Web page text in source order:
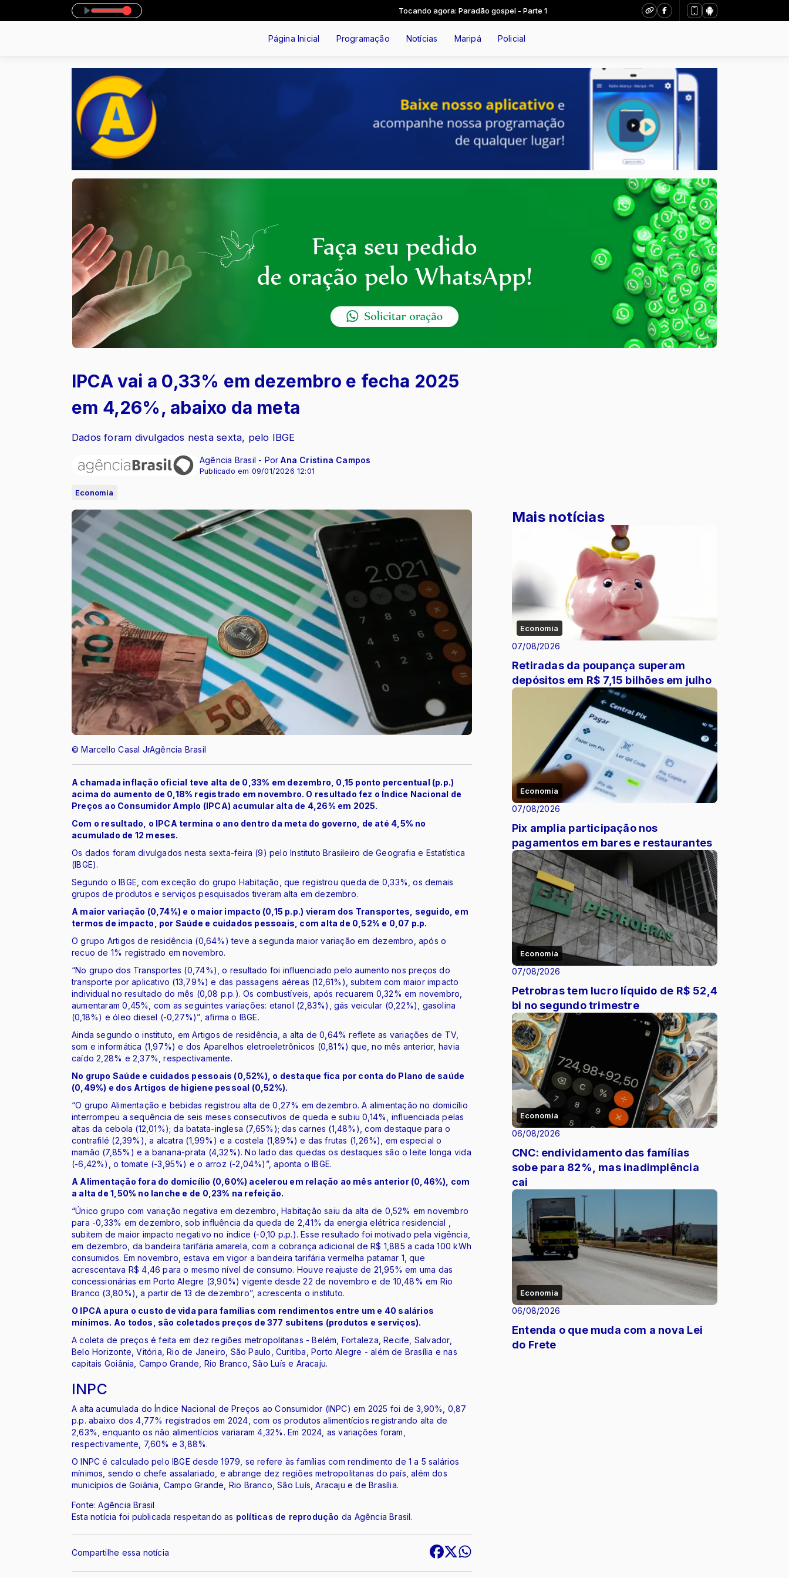
Tocando agora: Paradão gospel - Parte 1
Página Inicial Programação Notícias Maripá Policial
IPCA vai a 0,33% em dezembro e fecha 2025
em 4,26%, abaixo da meta
Dados foram divulgados nesta sexta, pelo IBGE
Agência Brasil - PorAna Cristina Campos
Publicado em 09/01/2026 12:01
Economia
© Marcello Casal JrAgência Brasil
A chamada inflação oficial teve alta de 0,33% em dezembro, 0,15 ponto percentual (p.p.)
acima do aumento de 0,18% registrado em novembro. O resultado fez o Índice Nacional de
Preços ao Consumidor Amplo (IPCA) acumular alta de 4,26% em 2025.
Com o resultado, o IPCA termina o ano dentro da meta do governo, de até 4,5% no
acumulado de 12 meses.
Os dados foram divulgados nesta sexta-feira (9) pelo Instituto Brasileiro de Geografia e Estatística
(IBGE).
Segundo o IBGE, com exceção do grupo Habitação, que registrou queda de 0,33%, os demais
grupos de produtos e serviços pesquisados tiveram alta em dezembro.
A maior variação (0,74%) e o maior impacto (0,15 p.p.) vieram dos Transportes, seguido, em
termos de impacto, por Saúde e cuidados pessoais, com alta de 0,52% e 0,07 p.p.
O grupo Artigos de residência (0,64%) teve a segunda maior variação em dezembro, após o
recuo de 1% registrado em novembro.
“No grupo dos Transportes (0,74%), o resultado foi influenciado pelo aumento nos preços do
transporte por aplicativo (13,79%) e das passagens aéreas (12,61%), subitem com maior impacto
individual no resultado do mês (0,08 p.p.). Os combustíveis, após recuarem 0,32% em novembro,
aumentaram 0,45%, com as seguintes variações: etanol (2,83%), gás veicular (0,22%), gasolina
(0,18%) e óleo diesel (-0,27%)”, afirma o IBGE.
Ainda segundo o instituto, em Artigos de residência, a alta de 0,64% reflete as variações de TV,
som e informática (1,97%) e dos Aparelhos eletroeletrônicos (0,81%) que, no mês anterior, havia
caído 2,28% e 2,37%, respectivamente.
No grupo Saúde e cuidados pessoais (0,52%), o destaque fica por conta do Plano de saúde
(0,49%) e dos Artigos de higiene pessoal (0,52%).
“O grupo Alimentação e bebidas registrou alta de 0,27% em dezembro. A alimentação no domicílio
interrompeu a sequência de seis meses consecutivos de queda e subiu 0,14%, influenciada pelas
altas da cebola (12,01%); da batata-inglesa (7,65%); das carnes (1,48%), com destaque para o
contrafilé (2,39%), a alcatra (1,99%) e a costela (1,89%) e das frutas (1,26%), em especial o
mamão (7,85%) e a banana-prata (4,32%). No lado das quedas os destaques são o leite longa vida
(-6,42%), o tomate (-3,95%) e o arroz (-2,04%)”, aponta o IBGE.
A Alimentação fora do domicílio (0,60%) acelerou em relação ao mês anterior (0,46%), com
a alta de 1,50% no lanche e de 0,23% na refeição.
“Único grupo com variação negativa em dezembro, Habitação saiu da alta de 0,52% em novembro
para -0,33% em dezembro, sob influência da queda de 2,41% da energia elétrica residencial ,
subitem de maior impacto negativo no índice (-0,10 p.p.). Esse resultado foi motivado pela vigência,
em dezembro, da bandeira tarifária amarela, com a cobrança adicional de R$ 1,885 a cada 100 kWh
consumidos. Em novembro, estava em vigor a bandeira tarifária vermelha patamar 1, que
acrescentava R$ 4,46 para o mesmo nível de consumo. Houve reajuste de 21,95% em uma das
concessionárias em Porto Alegre (3,90%) vigente desde 22 de novembro e de 10,48% em Rio
Branco (3,80%), a partir de 13 de dezembro”, acrescenta o instituto.
O IPCA apura o custo de vida para famílias com rendimentos entre um e 40 salários
mínimos. Ao todos, são coletados preços de 377 subitens (produtos e serviços).
A coleta de preços é feita em dez regiões metropolitanas - Belém, Fortaleza, Recife, Salvador,
Belo Horizonte, Vitória, Rio de Janeiro, São Paulo, Curitiba, Porto Alegre - além de Brasília e nas
capitais Goiânia, Campo Grande, Rio Branco, São Luís e Aracaju.
INPC
A alta acumulada do Índice Nacional de Preços ao Consumidor (INPC) em 2025 foi de 3,90%, 0,87
p.p. abaixo dos 4,77% registrados em 2024, com os produtos alimentícios registrando alta de
2,63%, enquanto os não alimentícios variaram 4,32%. Em 2024, as variações foram,
respectivamente, 7,60% e 3,88%.
O INPC é calculado pelo IBGE desde 1979, se refere às famílias com rendimento de 1 a 5 salários
mínimos, sendo o chefe assalariado, e abrange dez regiões metropolitanas do país, além dos
municípios de Goiânia, Campo Grande, Rio Branco, São Luís, Aracaju e de Brasília.
Fonte: Agência Brasil
Esta notícia foi publicada respeitando as políticas de reprodução da Agência Brasil.
Compartilhe essa notícia
Mais notícias
Economia
07/08/2026
Retiradas da poupança superam
depósitos em R$ 7,15 bilhões em julho
Economia
07/08/2026
Pix amplia participação nos
pagamentos em bares e restaurantes
Economia
07/08/2026
Petrobras tem lucro líquido de R$ 52,4
bi no segundo trimestre
Economia
06/08/2026
CNC: endividamento das famílias
sobe para 82%, mas inadimplência
cai
Economia
06/08/2026
Entenda o que muda com a nova Lei
do Frete